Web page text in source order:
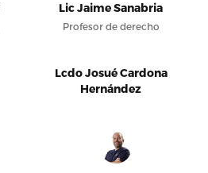
Lic Jaime Sanabria
Profesor de derecho
Lcdo Josué Cardona
Hernández